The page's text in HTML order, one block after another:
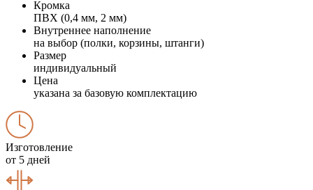
Кромка
ПВХ (0,4 мм, 2 мм)
Внутреннее наполнение
на выбор (полки, корзины, штанги)
Размер
индивидуальный
Цена
указана за базовую комплектацию
Изготовление
от 5 дней